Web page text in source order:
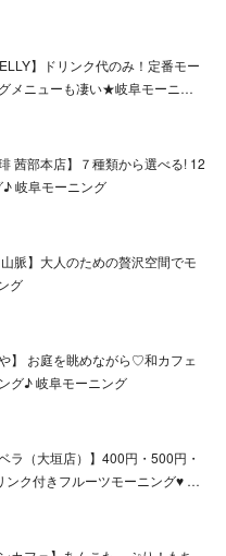
】ドリンク代のみ！定番モー
メニューも凄い★岐阜モーニ…
茜部本店】７種類から選べる! 12
岐阜モーニング
脈】大人のための贅沢空間でモ
グ
】 お庭を眺めながら♡和カフェ
グ♪ 岐阜モーニング
ラ（大垣店）】400円・500円・
ンク付きフルーツモーニング♥ …